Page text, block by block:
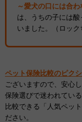
～愛犬の口には合
は、うちの子には
いました。（ロック
ペット保険比較のピク
ございますので、安心
保険選びで迷われている
比較できる「人気ペッ
ださい。